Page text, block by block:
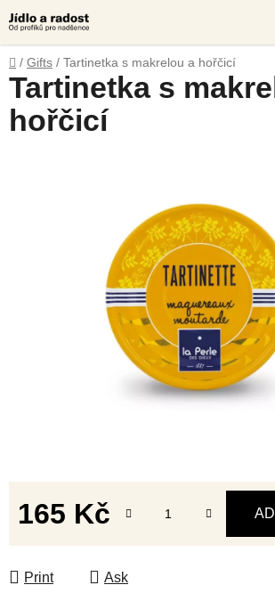
to
content
Home
/ Gifts / Tartinetka s makrelou a hořčicí
165 Kč
Print Ask
Tartinetka s
hořčicí